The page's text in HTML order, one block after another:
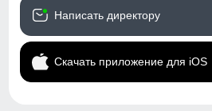
Описание
подлежит возврату и обмену.
Написать директору
Скачать приложение для iOS